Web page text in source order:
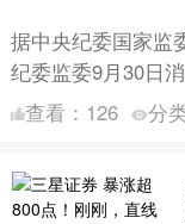
据中央纪委国家监
纪委监委9月30日
行原党委书记、行
查看： 126 分